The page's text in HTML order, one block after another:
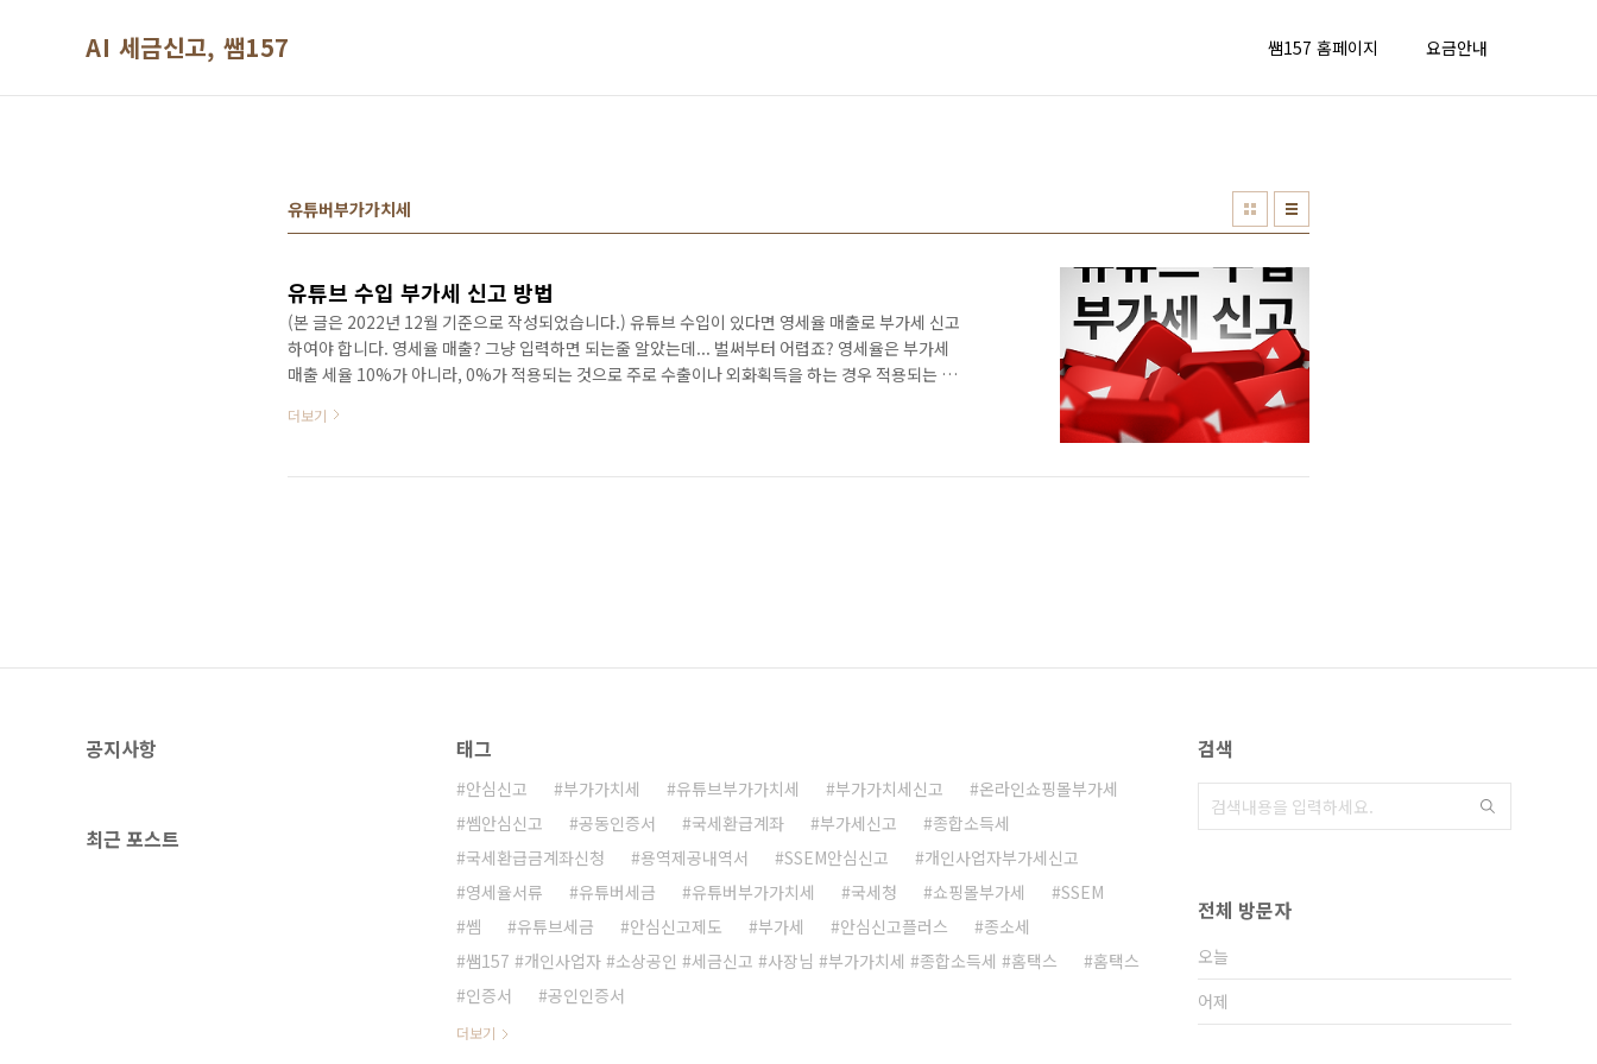
AI 세금신고, 쌤157 쌤157 홈페이지 요금안내
유튜버부가가치세
유튜브 수입 부가세 신고 방법
(본 글은 2022년 12월 기준으로 작성되었습니다.) 유튜브 수입이 있다면 영세율 매출로 부가세 신고
하여야 합니다. 영세율 매출? 그냥 입력하면 되는줄 알았는데... 벌써부터 어렵죠? 영세율은 부가세
매출 세율 10%가 아니라, 0%가 적용되는 것으로 주로 수출이나 외화획득을 하는 경우 적용되는 세
스와 SSEM으로 각각 알아봅시다. 신고대상 사업자 - 미디어 콘텐츠 창작업 (921505) -> 과세 - 1인
상 편집자 등 고용) 또는 별도의 물적시설(전문적인 촬영장비, 방송용 스튜디오 등)을 갖춘 경우..
더보기
공지사항
최근 포스트
태그
안심신고 부가가치세 유튜브부가가치세 부가가치세신고
온라인쇼핑몰부가세
쎔안심신고
공동인증서 국세환급계좌 부가세신고
종합소득세
국세환급금계좌신청
용역제공내역서 SSEM안심신고
개인사업자부가세신고
영세율서류
유튜버세금 유튜버부가가치세 국세청 쇼핑몰부가세
SSEM
쎔
유튜브세금 안심신고제도 부가세 안심신고플러스
종소세
쌤157 #개인사업자 #소상공인 #세금신고 #사장님 #부가가치세 #종합소득세 #홈택스
홈택스
인증서
공인인증서
더보기
검색
전체 방문자
오늘
어제